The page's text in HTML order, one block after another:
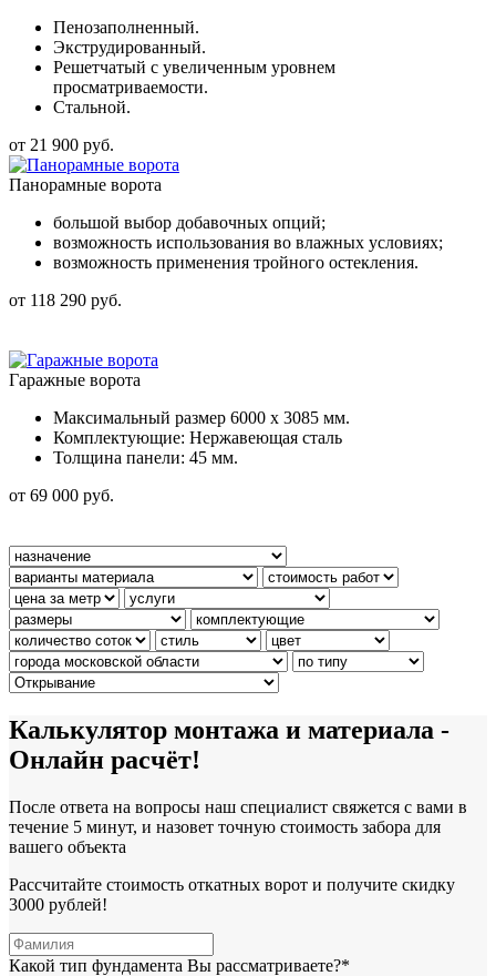
Пенозаполненный.
Экструдированный.
Решетчатый с увеличенным уровнем
просматриваемости.
Стальной.
от 21 900 руб.
Панорамные ворота
большой выбор добавочных опций;
возможность использования во влажных условиях;
возможность применения тройного остекления.
от 118 290 руб.
Гаражные ворота
Максимальный размер 6000 x 3085 мм.
Комплектующие: Нержавеющая сталь
Толщина панели: 45 мм.
от 69 000 руб.
Калькулятор монтажа и материала -
Онлайн расчёт!
После ответа на вопросы наш специалист свяжется с вами в
течение 5 минут, и назовет точную стоимость забора для
вашего объекта
Рассчитайте стоимость откатных ворот и получите скидку
3000 рублей!
Какой тип фундамента Вы рассматриваете?*